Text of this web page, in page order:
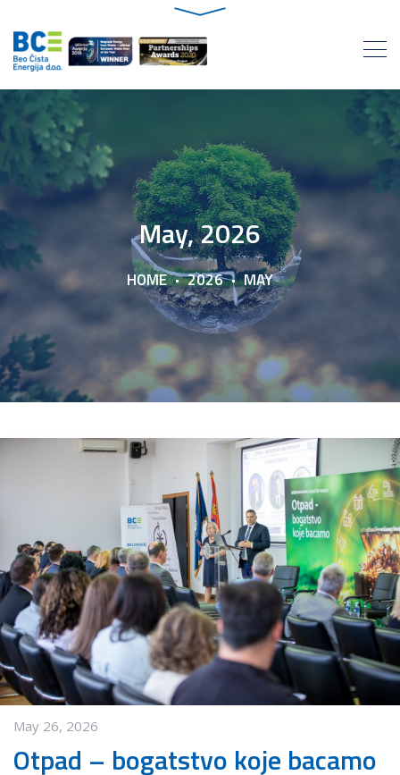
May, 2026
HOME 2026 MAY
May 26, 2026
Otpad – bogatstvo koje bacamo